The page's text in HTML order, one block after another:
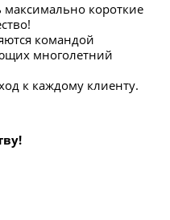
короткие
командой
многолетний
к каждому клиенту.